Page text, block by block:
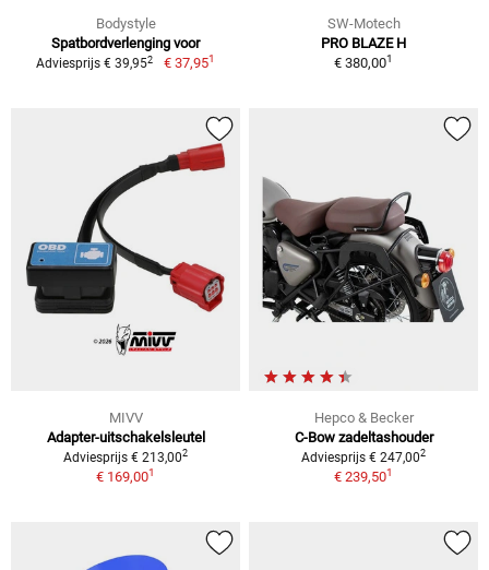
Bodystyle
Spatbordverlenging voor
Adviesprijs € 39,952 € 37,951
SW-Motech
PRO BLAZE H
€ 380,001
MIVV
Adapter-uitschakelsleutel
Adviesprijs € 213,002
€ 169,001
Hepco & Becker
C-Bow zadeltashouder
Adviesprijs € 247,002
€ 239,501